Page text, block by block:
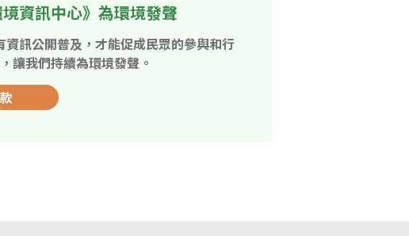
資訊中心》為環境發聲
資訊公開普及，才能促成民眾的參與和行
讓我們持續為環境發聲。